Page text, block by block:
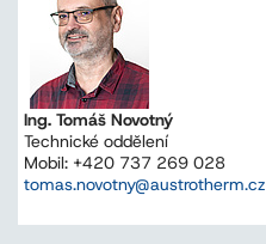
Ing. Tomáš Novotný
Technické oddělení
Mobil: +420 737 269 028
tomas.novotny@austrotherm.cz